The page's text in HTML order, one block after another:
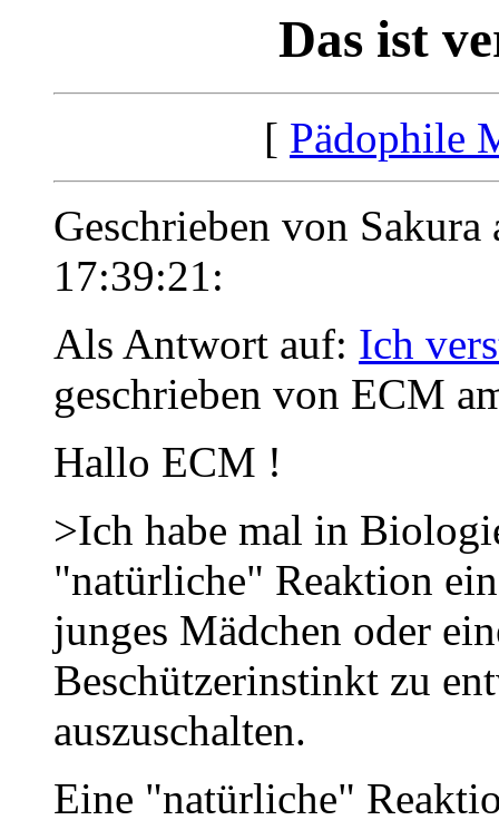
Das ist
[ Pädophile
Geschrieben von
17:39:21:
Als Antwort auf: Ich
geschrieben von ECM
Hallo ECM !
>Ich habe mal in
"natürliche" Reaktion
junges Mädchen oder
Beschützerinstinkt zu
auszuschalten.
Eine "natürliche"